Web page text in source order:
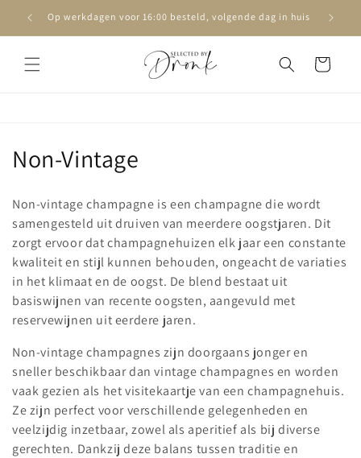
naar deOp werkdagen voor 16:00 besteld, volgende dag in huis
Winkelwagen
C
l
l
e
c
t
i
e
:
Non-Vintage
Non-vintage champagne is een champagne die wordt
samengesteld uit druiven van meerdere oogstjaren. Dit
zorgt ervoor dat champagnehuizen elk jaar een constante
kwaliteit en stijl kunnen behouden, ongeacht de variaties
in het klimaat en de oogst. De blend bestaat uit
basiswijnen van recente oogsten, aangevuld met
reservewijnen uit eerdere jaren.
Non-vintage champagnes zijn doorgaans jonger en
sneller beschikbaar dan vintage champagnes en worden
vaak gezien als het visitekaartje van een champagnehuis.
Ze zijn perfect voor verschillende gelegenheden en
veelzijdig inzetbaar, zowel als aperitief als bij diverse
gerechten. Dankzij deze balans tussen traditie en